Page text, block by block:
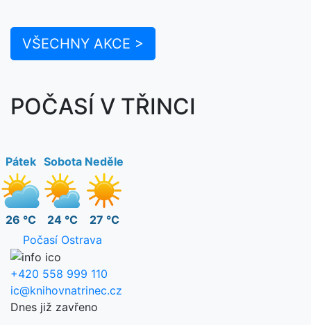
VŠECHNY AKCE >
POČASÍ V TŘINCI
Pátek
26 °C
Sobota
24 °C
Neděle
27 °C
Počasí Ostrava
+420 558 999 110
ic@knihovnatrinec.cz
Dnes již zavřeno